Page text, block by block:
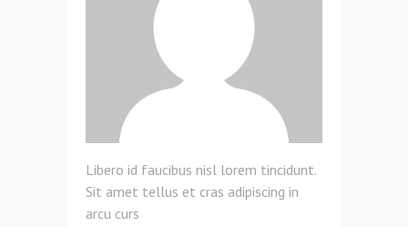
Libero id faucibus nisl lorem tincidunt.
Sit amet tellus et cras adipiscing in
arcu curs